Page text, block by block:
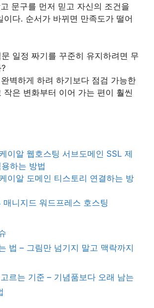
문구를 먼저 믿고 자신의 조건을
이다. 순서가 바뀌면 만족도가 떨어
일정 짜기를 꾸준히 유지하려면 무
벽하게 하려 하기보다 점검 가능한
작은 변화부터 이어 가는 편이 훨씬
이알 웹호스팅 서브도메인 SSL 제
하는 방법
이알 도메인 티스토리 연결하는 방
매니지드 워드프레스 호스팅
법 – 그림만 넘기지 말고 맥락까지
르는 기준 – 기념품보다 오래 남는